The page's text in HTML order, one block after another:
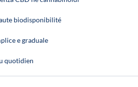
biodisponibilité
e graduale
quotidien